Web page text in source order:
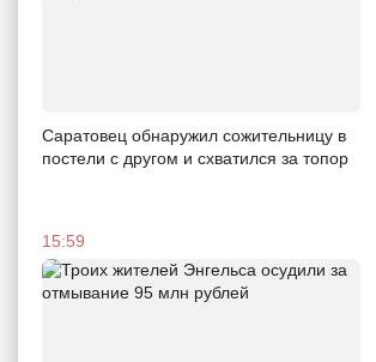
Саратовец обнаружил сожительницу в
постели с другом и схватился за топор
15:59